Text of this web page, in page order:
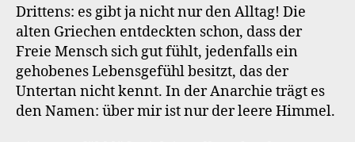
Drittens: es gibt ja nicht nur den Alltag! Die
alten Griechen entdeckten schon, dass der
Freie Mensch sich gut fühlt, jedenfalls ein
gehobenes Lebensgefühl besitzt, das der
Untertan nicht kennt. In der Anarchie trägt es
den Namen: über mir ist nur der leere Himmel.